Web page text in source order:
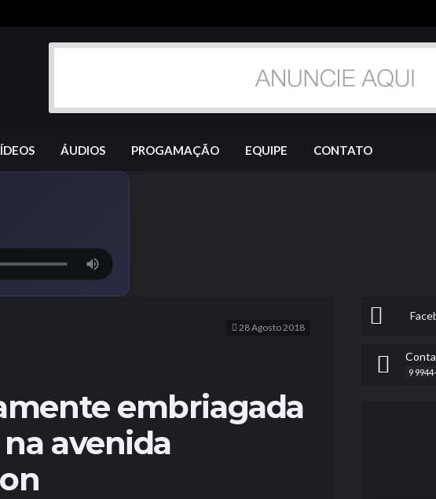
ÁUDIOS PROGAMAÇÃO EQUIPE CONTATO
28 Agosto 2018
embriagada
avenida
9